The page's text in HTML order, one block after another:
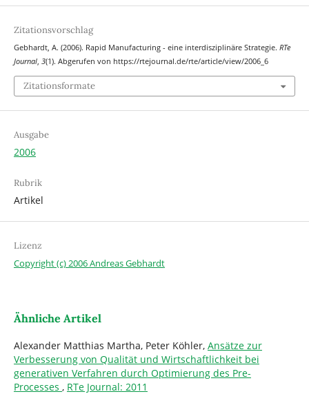
Zitationsvorschlag
Gebhardt, A. (2006). Rapid Manufacturing - eine interdisziplinäre Strategie. RTe
Journal, 3(1). Abgerufen von https://rtejournal.de/rte/article/view/2006_6
Zitationsformate
Ausgabe
2006
Rubrik
Artikel
Lizenz
Copyright (c) 2006 Andreas Gebhardt
Ähnliche Artikel
Alexander Matthias Martha, Peter Köhler, Ansätze zur
Verbesserung von Qualität und Wirtschaftlichkeit bei
generativen Verfahren durch Optimierung des Pre-
Processes , RTe Journal: 2011